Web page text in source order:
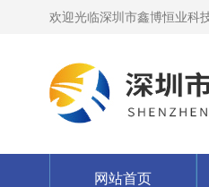
欢迎光临深圳市鑫博恒业科
网站首页